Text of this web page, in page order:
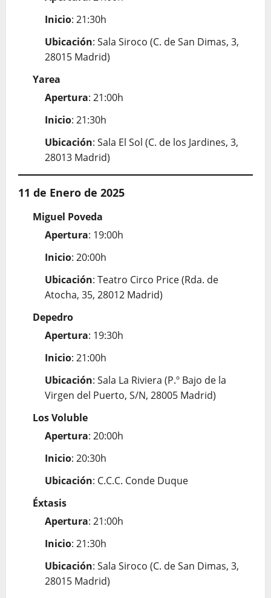
Inicio: 21:30h
Ubicación: Sala Siroco (C. de San Dimas, 3,
28015 Madrid)
Yarea
Apertura: 21:00h
Inicio: 21:30h
Ubicación: Sala El Sol (C. de los Jardines, 3,
28013 Madrid)
11 de Enero de 2025
Miguel Poveda
Apertura: 19:00h
Inicio: 20:00h
Ubicación: Teatro Circo Price (Rda. de
Atocha, 35, 28012 Madrid)
Depedro
Apertura: 19:30h
Inicio: 21:00h
Ubicación: Sala La Riviera (P.º Bajo de la
Virgen del Puerto, S/N, 28005 Madrid)
Los Voluble
Apertura: 20:00h
Inicio: 20:30h
Ubicación: C.C.C. Conde Duque
Éxtasis
Apertura: 21:00h
Inicio: 21:30h
Ubicación: Sala Siroco (C. de San Dimas, 3,
28015 Madrid)